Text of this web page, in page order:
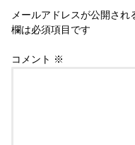
メールアドレスが公開され
欄は必須項目です
コメント ※